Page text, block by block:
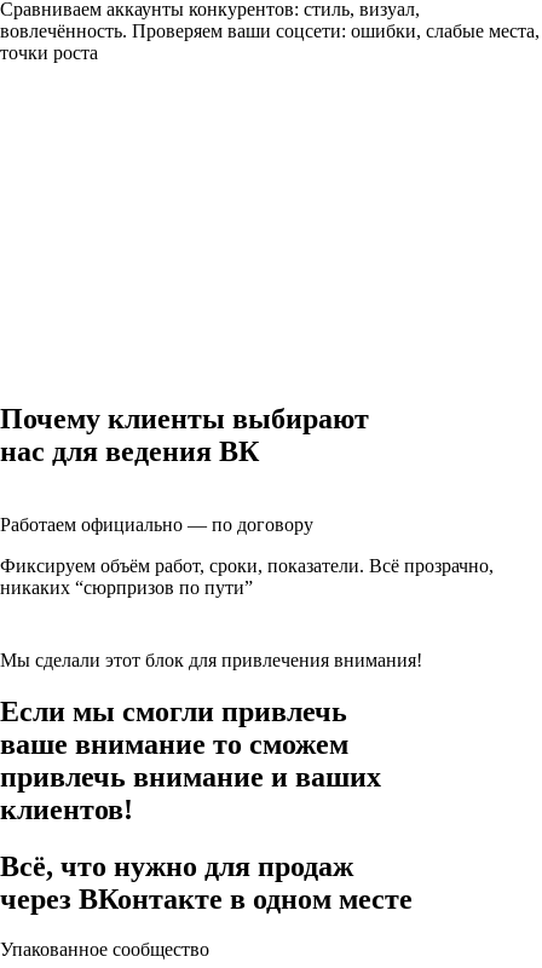
Сравниваем аккаунты конкурентов: стиль, визуал,
вовлечённость. Проверяем ваши соцсети: ошибки, слабые места,
точки роста
Почему клиенты выбирают
нас для ведения ВК
Работаем официально — по договору
Фиксируем объём работ, сроки, показатели. Всё прозрачно,
никаких “сюрпризов по пути”
Мы сделали этот блок для привлечения внимания!
Если мы смогли привлечь
ваше внимание то сможем
привлечь внимание и вашиx
клиентов!
Всё, что нужно для продаж
через ВКонтакте в одном месте
Упакованное сообщество